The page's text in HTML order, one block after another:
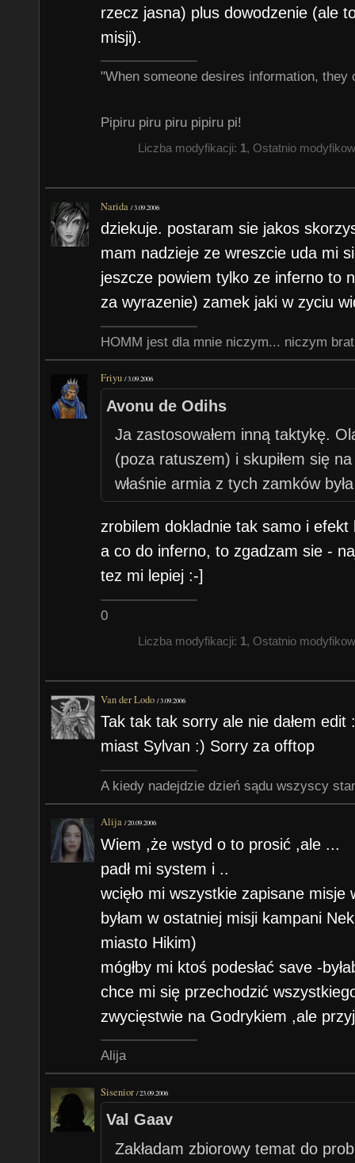
rzecz jasna) plus dowodzenie (ale
misji).
"When someone desires information, they
Pipiru piru piru pipiru pi!
Liczba modyfikacji: 1, Ostatnio
Narida /3.09.2006
dziekuje. postaram sie jakos
mam nadzieje ze wreszcie uda mi
jeszcze powiem tylko ze inferno to
za wyrazenie) zamek jaki w zyciu
HOMM jest dla mnie niczym... niczym brat
Friyu /3.09.2006
Avonu de Odihs
Ja zastosowałem inną taktykę.
(poza ratuszem) i skupiłem się
właśnie armia z tych zamków
zrobilem dokladnie tak samo i efekt
a co do inferno, to zgadzam sie -
tez mi lepiej :-]
0
Liczba modyfikacji: 1, Ostatnio
Van der Lodo /3.09.2006
Tak tak tak sorry ale nie dałem edit
miast Sylvan :) Sorry za offtop
A kiedy nadejdzie dzień sądu wszyscy
Alija /20.09.2006
Wiem ,że wstyd o to prosić ,ale ...
padł mi system i ..
wcięło mi wszystkie zapisane misje
byłam w ostatniej misji kampani
miasto Hikim)
mógłby mi ktoś podesłać save -
chce mi się przechodzić
zwycięstwie na Godrykiem ,ale
Alija
Sisenior /23.09.2006
Val Gaav
Zakładam zbiorowy temat do